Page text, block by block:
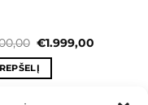
Original
was:
€2.300,00.
€1.999,00Current